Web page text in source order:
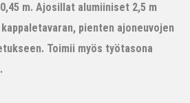
m. Ajosillat alumiiniset 2,5 m
pienten ajoneuvojen
Toimii myös työtasona